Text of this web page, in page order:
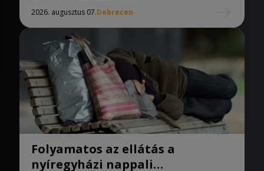
2026. augusztus 07.Debrecen
Folyamatos az ellátás a
nyíregyházi nappali